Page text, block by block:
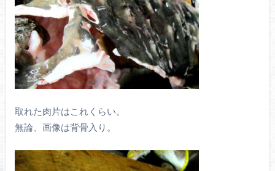
取れた肉片はこれくらい。
無論、画像は背骨入り。